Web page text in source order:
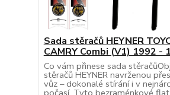
Sada stěračů HEYNER
CAMRY Combi (V1) 1992 -
Co vám přinese sada
stěračů HEYNER navrženou
vůz – dokonalé stírání i v